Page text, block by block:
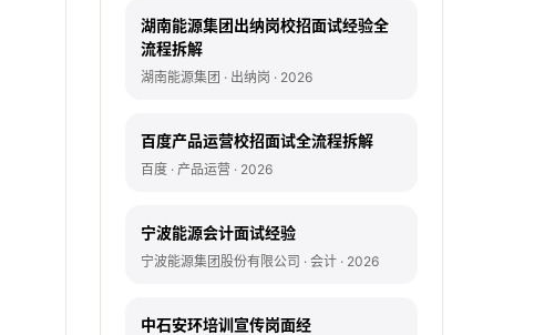
湖南能源集团出纳岗校招面试经验全
流程拆解
湖南能源集团 · 出纳岗 · 2026
百度产品运营校招面试全流程拆解
百度 · 产品运营 · 2026
宁波能源会计面试经验
宁波能源集团股份有限公司 · 会计 · 2026
中石安环培训宣传岗面经